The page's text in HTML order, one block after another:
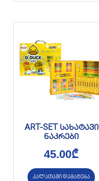
ART-SET სახატავი
ნაკრები
45.00₾
კალათაში დამატება